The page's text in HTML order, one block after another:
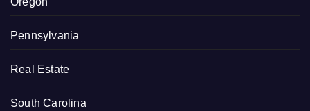
Pennsylvania
Real Estate
South Carolina